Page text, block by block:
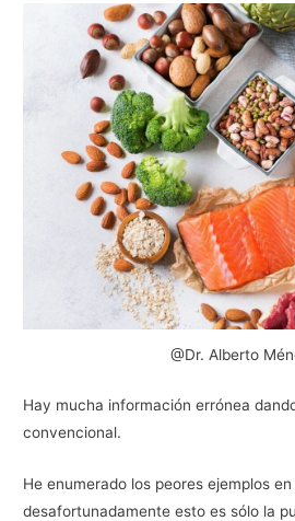
@Dr. Alberto
Hay mucha información errónea
convencional.
He enumerado los peores ejemplos
desafortunadamente esto es sólo la